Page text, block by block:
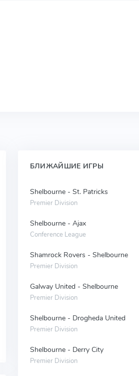
БЛИЖАЙШИЕ ИГРЫ
Shelbourne - St. Patricks
Premier Division
Shelbourne - Ajax
Conference League
Shamrock Rovers - Shelbourne
Premier Division
Galway United - Shelbourne
Premier Division
Shelbourne - Drogheda United
Premier Division
Shelbourne - Derry City
Premier Division